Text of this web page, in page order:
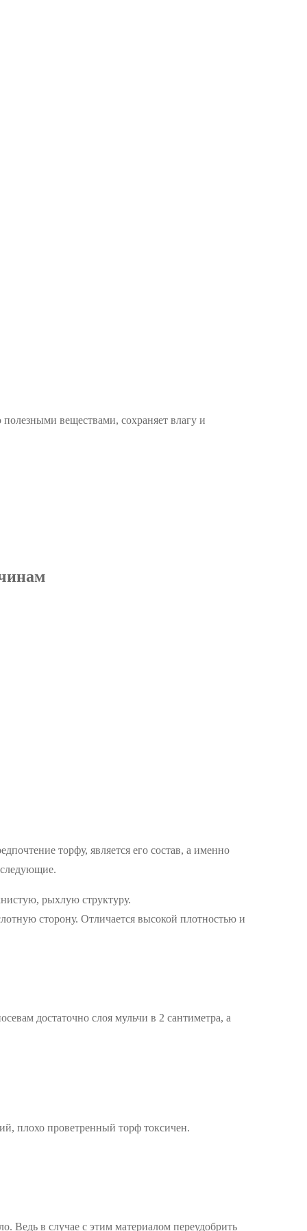
веществами, сохраняет влагу и
торфу, является его состав, а именно
рыхлую структуру.
сторону. Отличается высокой плотностью и
достаточно слоя мульчи в 2 сантиметра, а
плохо проветренный торф токсичен.
Ведь в случае с этим материалом переудобрить